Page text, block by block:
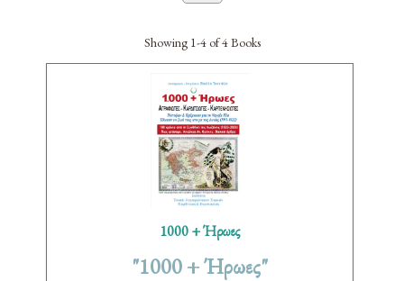
Showing 1-4 of 4Books
1000 + Ήρωες
"1000 + Ήρωες"